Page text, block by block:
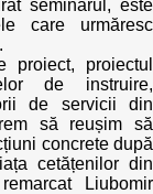
seminarul, este
care urmăresc
proiect, proiectul
de instruire,
de servicii din
să reușim să
concrete după
cetățenilor din
Liubomir